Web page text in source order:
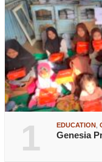
1 EDUCATION
Genesia